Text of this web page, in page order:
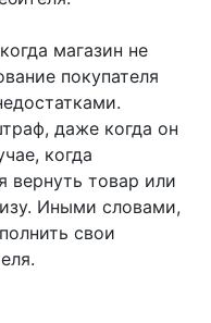
магазин не
покупателя
даже когда он
когда
вернуть товар или
Иными словами,
свои